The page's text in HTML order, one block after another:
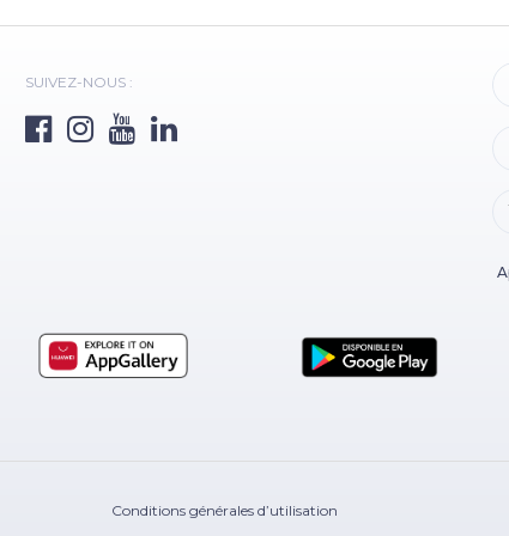
SUIVEZ-NOUS :
Conditions générales d’utilisation